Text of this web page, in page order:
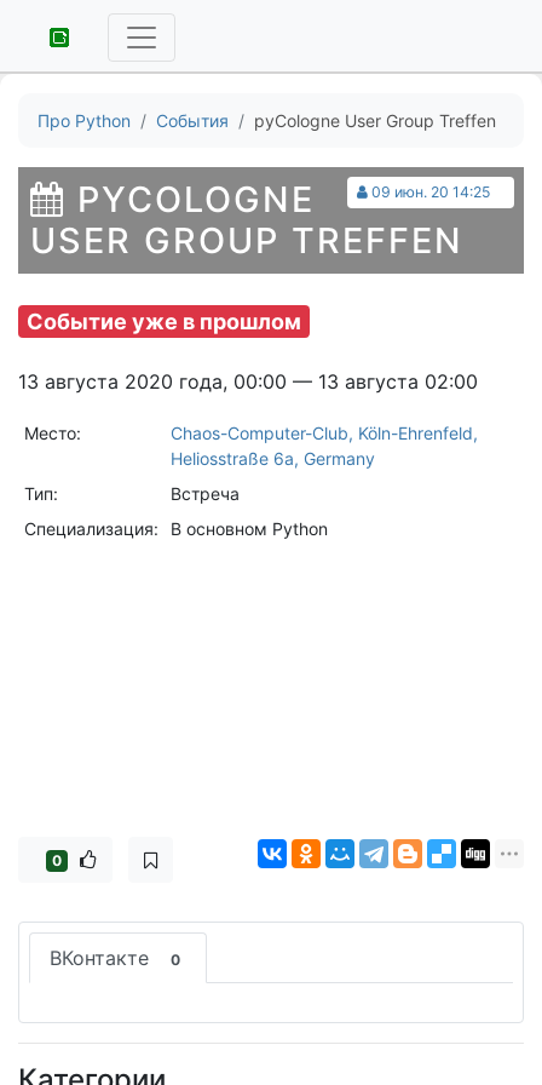
Про Python События pyCologne User Group Treffen
09 июн. 20 14:25
PYCOLOGNE
USER GROUP TREFFEN
Событие уже в прошлом
13 августа 2020 года, 00:00 — 13 августа 02:00
Место:
Chaos-Computer-Club, Köln-Ehrenfeld,
Heliosstraße 6a, Germany
Тип:
Встреча
Специализация:
В основном Python
0
ВКонтакте 0